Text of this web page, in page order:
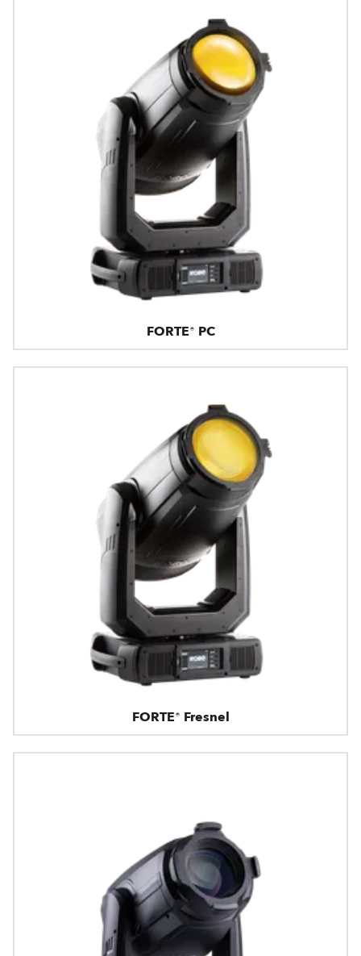
FORTE® PC
FORTE® Fresnel